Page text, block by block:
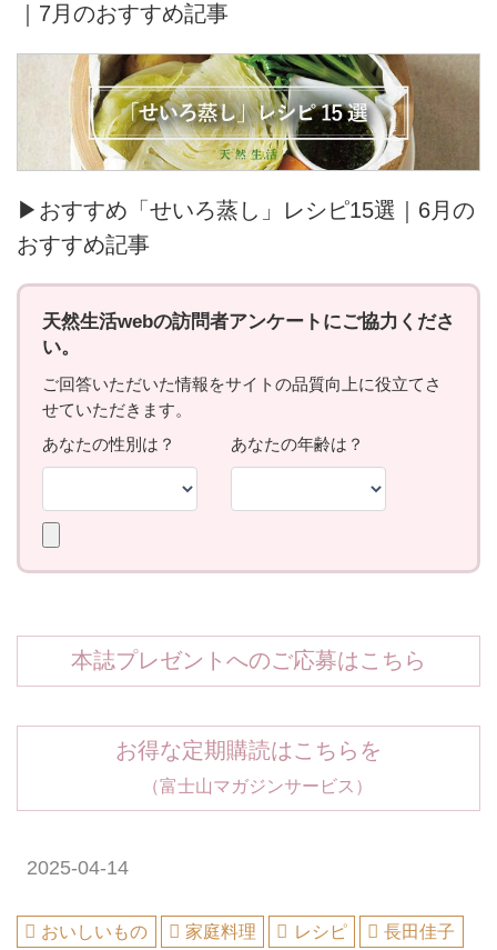
｜7月のおすすめ記事
▶おすすめ「せいろ蒸し」レシピ15選｜6月の
おすすめ記事
本誌プレゼントへのご応募はこちら
お得な定期購読はこちらを
（富士山マガジンサービス）
2025-04-14
おいしいもの 家庭料理 レシピ 長田佳子